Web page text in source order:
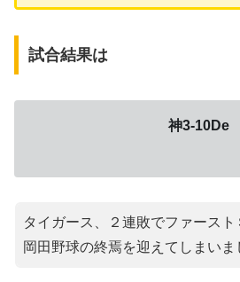
試合結果は
神3-10De
タイガース、２連敗でファースト
岡田野球の終焉を迎えてしまいま